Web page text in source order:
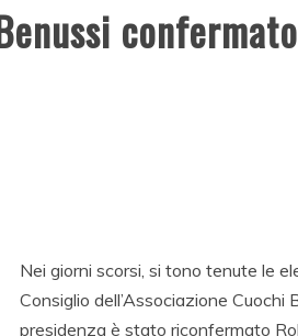
Nei giorni scorsi, si tono tenute le
Consiglio dell’Associazione Cuochi
presidenza è stato riconfermato